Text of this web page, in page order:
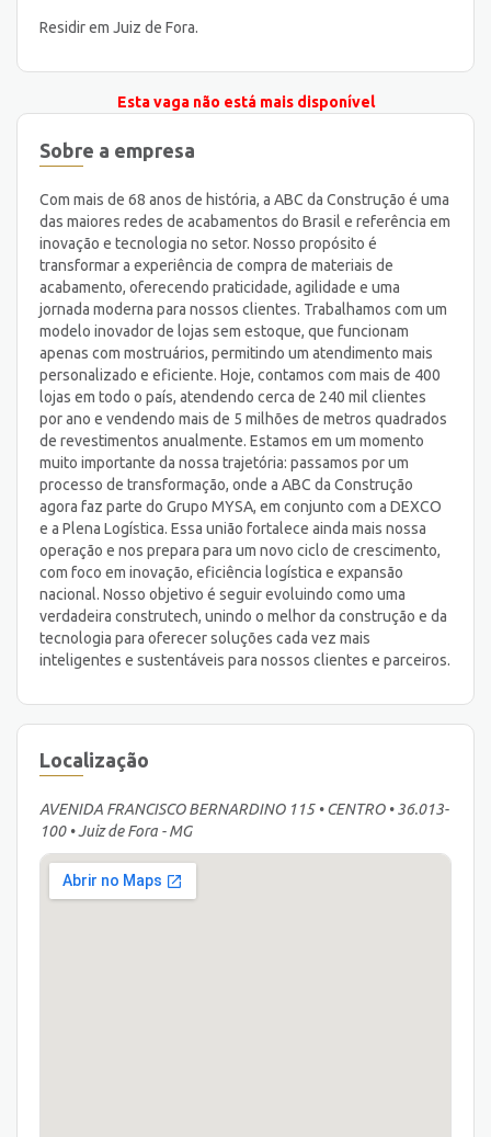
Residir em Juiz de Fora.
Esta vaga não está mais disponível
Sobre a empresa
Com mais de 68 anos de história, a ABC da Construção é uma
das maiores redes de acabamentos do Brasil e referência em
inovação e tecnologia no setor. Nosso propósito é
transformar a experiência de compra de materiais de
acabamento, oferecendo praticidade, agilidade e uma
jornada moderna para nossos clientes. Trabalhamos com um
modelo inovador de lojas sem estoque, que funcionam
apenas com mostruários, permitindo um atendimento mais
personalizado e eficiente. Hoje, contamos com mais de 400
lojas em todo o país, atendendo cerca de 240 mil clientes
por ano e vendendo mais de 5 milhões de metros quadrados
de revestimentos anualmente. Estamos em um momento
muito importante da nossa trajetória: passamos por um
processo de transformação, onde a ABC da Construção
agora faz parte do Grupo MYSA, em conjunto com a DEXCO
e a Plena Logística. Essa união fortalece ainda mais nossa
operação e nos prepara para um novo ciclo de crescimento,
com foco em inovação, eficiência logística e expansão
nacional. Nosso objetivo é seguir evoluindo como uma
verdadeira construtech, unindo o melhor da construção e da
tecnologia para oferecer soluções cada vez mais
inteligentes e sustentáveis para nossos clientes e parceiros.
Localização
AVENIDA FRANCISCO BERNARDINO 115 • CENTRO • 36.013-
100 • Juiz de Fora - MG